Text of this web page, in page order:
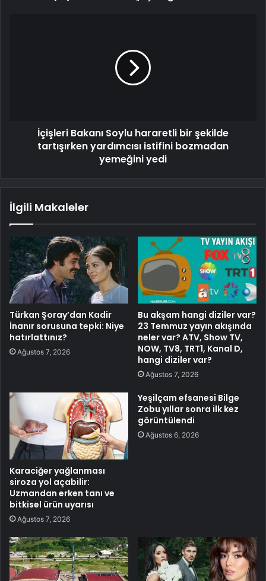
İçişleri Bakanı Soylu hararetli bir şekilde
tartışırken yardımcısı istifini bozmadan
yemeğini yedi
İlgili Makaleler
Türkan Şoray’dan Kadir
İnanır sorusuna tepki: Niye
hatırlattınız?
Ağustos 7, 2026
Bu akşam hangi diziler var?
23 Temmuz yayın akışında
neler var? ATV, Show TV,
NOW, TV8, TRT1, Kanal D,
hangi diziler var?
Ağustos 7, 2026
Karaciğer yağlanması
siroza yol açabilir:
Uzmandan erken tanı ve
bitkisel ürün uyarısı
Ağustos 7, 2026
Yeşilçam efsanesi Bilge
Zobu yıllar sonra ilk kez
görüntülendi
Ağustos 6, 2026